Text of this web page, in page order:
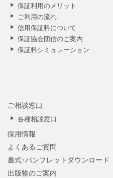
保証利用のメリット
ご利用の流れ
信用保証料について
保証協会団信のご案内
保証料シミュレーション
ご相談窓口
各種相談窓口
採用情報
よくあるご質問
書式･パンフレットダウンロード
出版物のご案内